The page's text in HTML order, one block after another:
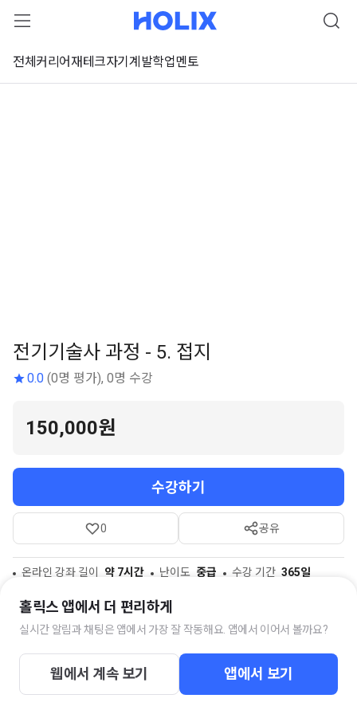
전체 커리어재테크자기계발학업멘토
좌 미리보기
전기기술사 과정 - 5. 접지
0.0 (0명 평가), 0명 수강
150,000원
수강하기
0 공유
온라인 강좌 길이 약 7시간 난이도 중급 수강 기간 365일
전기기술사 준비생 모임
홀릭스 앱에서 더 편리하게
실시간 알림과 채팅은 앱에서 가장 잘 작동해요. 앱에서 이어서 볼까요?
웹에서 계속 보기 앱에서 보기